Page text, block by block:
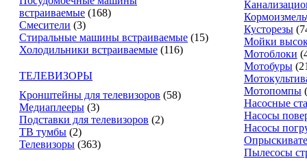
встраиваемые (168)
Смесители (3)
Стиральные машины встраиваемые (15)
Холодильники встраиваемые (116)
ТЕЛЕВИЗОРЫ
Кронштейны для телевизоров (58)
Медиаплееры (3)
Подставки для телевизоров (2)
ТВ тумбы (2)
Телевизоры (363)
Кусторезы
Мойки
Мотоблоки
Мотобуры
Мотопомпы
Насосные
Насосы
Насосы
Пылесосы